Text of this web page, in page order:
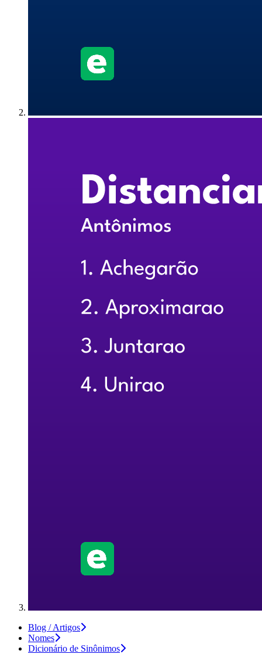
Blog / Artigos
Nomes
Dicionário de Sinônimos